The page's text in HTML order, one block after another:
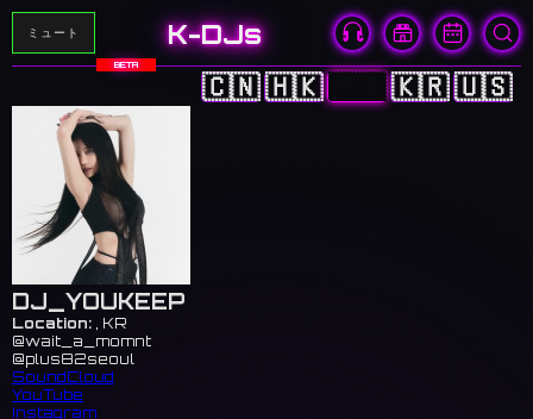
ミュート K-DJs
BETA
🇨🇳🇭🇰🇯🇵 🇰🇷🇺🇸
DJ_YOUKEEP
Location: , KR
@wait_a_momnt
@plus82seoul
SoundCloud
YouTube
Instagram